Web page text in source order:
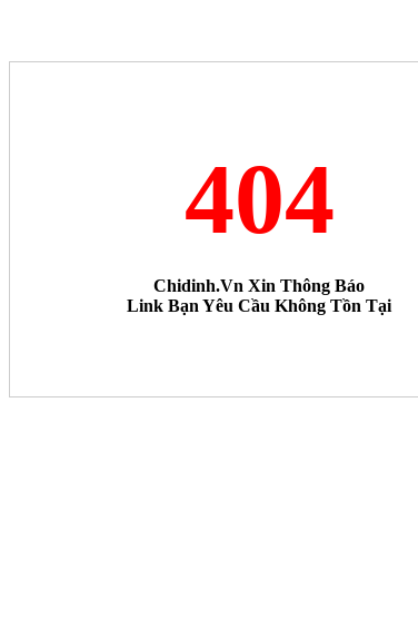
404
Chidinh.vn Xin Thông Báo
Link Bạn Yêu Cầu Không Tồn Tại